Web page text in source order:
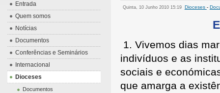
Quinta, 10 Junho 2010 15:19 Dioceses -
1. Vivemos dias
indivíduos e as
sociais e
que amarga a
Entrada
Quem somos
Notícias
Documentos
Conferências e Seminários
Internacional
Dioceses
Documentos